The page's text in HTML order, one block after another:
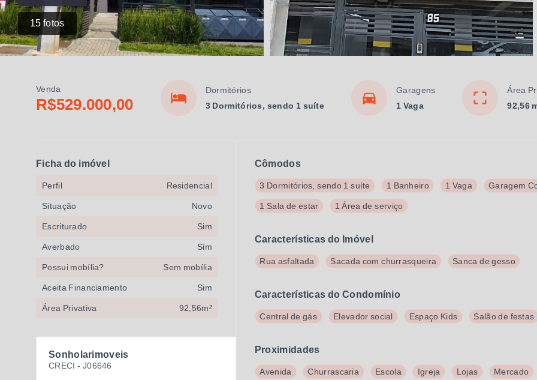
15 fotos
Venda
R$529.000,00
Dormitórios
3 Dormitórios, sendo 1 suíte
Garagens
1 Vaga
Área
92,56
Cômodos
3 Dormitórios, sendo 1 suíte 1 Banheiro 1 Vaga Garagem
1 Sala de estar 1 Área de serviço
Características do Imóvel
Rua asfaltada Sacada com churrasqueira Sanca de gesso
Características do Condomínio
Central de gás Elevador social Espaço Kids Salão de festas
Proximidades
Avenida Churrascaria Escola Igreja Lojas Mercado
Ficha do imóvel
Perfil Residencial
Situação Novo
Escriturado Sim
Averbado Sim
Possui mobília? Sem mobília
Aceita Financiamento Sim
Área Privativa 92,56m²
Sonholarimoveis
CRECI - J06646